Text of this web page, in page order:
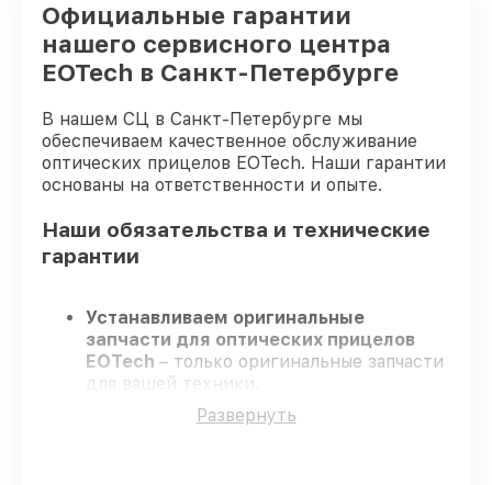
Официальные гарантии
нашего сервисного центра
EOTech в Санкт-Петербурге
В нашем СЦ в Санкт-Петербурге мы
обеспечиваем качественное обслуживание
оптических прицелов EOTech. Наши гарантии
основаны на ответственности и опыте.
Наши обязательства и технические
гарантии
Устанавливаем оригинальные
запчасти для оптических прицелов
EOTech – только оригинальные запчасти
для вашей техники.
Опытные специалисты
строгий отбор, что подтверждает
Развернуть